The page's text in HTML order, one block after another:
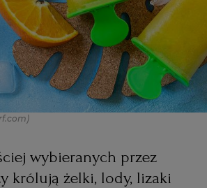
NAPOJE
SAŁATKI
MAKARONY
DRÓB
PRZYJĘCIE
GRILL
KUCHNIA CHIŃSKA
KUCHNIA TAJSKA
GRECKA
PORTUGALSKA
ZAKUPY
KUCHENNY
FIT PRZEPISY
WEGE
WEGAN
BEZ GLUTENU
KULINARNE
KULINARNE
KULINARNE
KULINARNE
NASZE SERWISY
SERWISY LOKALNE
BIAŁYSTOK
BIELSKO-BIAŁA
WYBORCZA.PL
MAGAZYNY
wybieranych przez
królują żelki, lody, lizaki